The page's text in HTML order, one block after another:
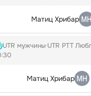
Матиц Хрибар
UTR мужчины UTR PTT
Матиц Хрибар